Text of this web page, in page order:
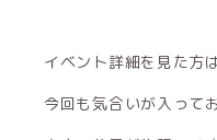
イベント詳細を見た方
今回も気合いが入って